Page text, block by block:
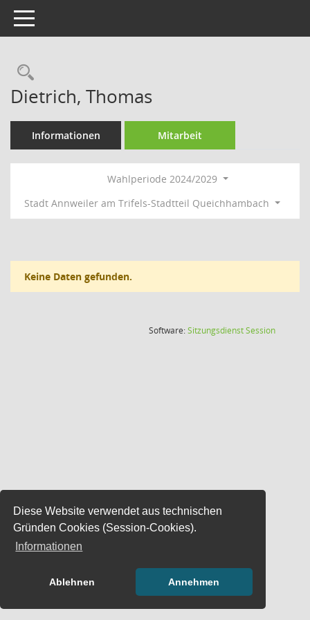
Diese Website verwendet aus technischen
Gründen Cookies (Session-Cookies).
Informationen
Ablehnen Annehmen
Toggle navigation
Rechercheauswahl
Dietrich, Thomas
Informationen Mitarbeit
Wahlperiode 2024/2029
Stadt Annweiler am Trifels-Stadtteil Queichhambach
Keine Daten gefunden.
Software:SitzungsdienstSession(Wird in